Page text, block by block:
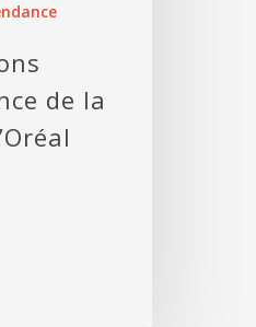
de la